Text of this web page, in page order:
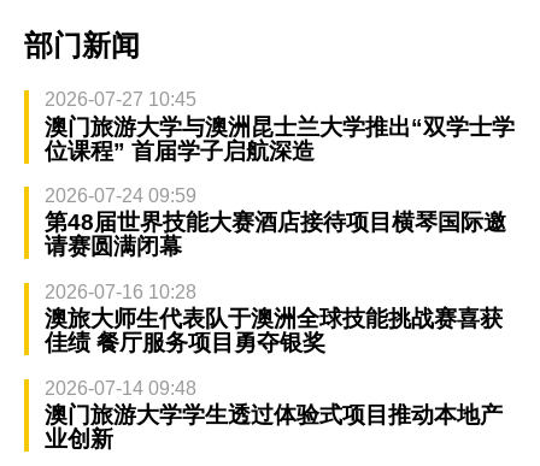
部门新闻
2026-07-27 10:45
澳门旅游大学与澳洲昆士兰大学推出“双学士学
位课程” 首届学子启航深造
2026-07-24 09:59
第48届世界技能大赛酒店接待项目横琴国际邀
请赛圆满闭幕
2026-07-16 10:28
澳旅大师生代表队于澳洲全球技能挑战赛喜获
佳绩 餐厅服务项目勇夺银奖
2026-07-14 09:48
澳门旅游大学学生透过体验式项目推动本地产
业创新